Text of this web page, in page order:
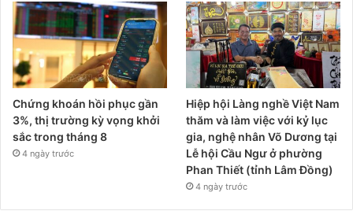
Chứng khoán hồi phục gần
3%, thị trường kỳ vọng khởi
sắc trong tháng 8
4 ngày trước
Hiệp hội Làng nghề Việt Nam
thăm và làm việc với kỷ lục
gia, nghệ nhân Võ Dương tại
Lễ hội Cầu Ngư ở phường
Phan Thiết (tỉnh Lâm Đồng)
4 ngày trước